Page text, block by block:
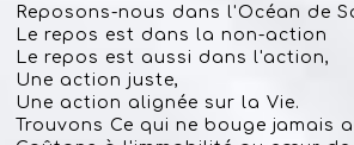
Reposons-nous dans l'Océan de
Le repos est dans la non-action
Le repos est aussi dans l'action,
Une action juste,
Une action alignée sur la Vie.
Trouvons Ce qui ne bouge jamais